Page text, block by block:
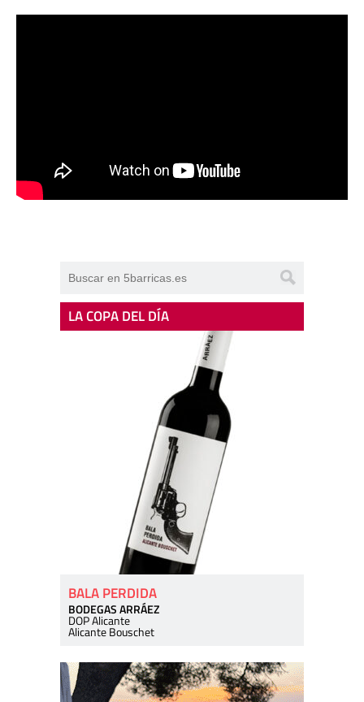
LA COPA DEL DÍA
BALA PERDIDA
BODEGAS ARRÁEZ
DOP Alicante
Alicante Bouschet